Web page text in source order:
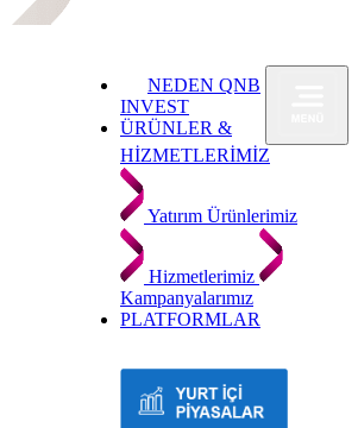
NEDEN QNB
INVEST
ÜRÜNLER &
HİZMETLERİMİZ
Yatırım Ürünlerimiz
Hizmetlerimiz
Kampanyalarımız
PLATFORMLAR